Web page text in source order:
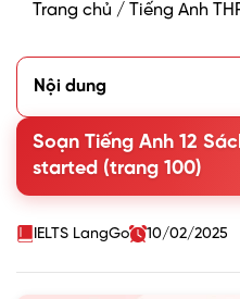
Trang chủ / Tiếng Anh
Nội dung
2. Read the conversation
statements are true (T) or
3. Match the words and
4. Complete the following
Soạn Tiếng Anh 12
started (trang 100)
IELTS LangGo 10/02/2025